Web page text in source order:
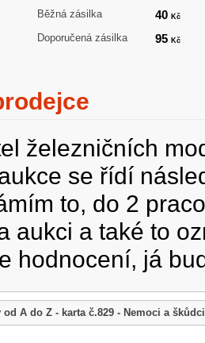
Běžná zásilka 40 Kč
Doporučená zásilka 95 Kč
železničních
se řídí
to, do 2
aukci a také to
hodnocení, já
A do Z - karta č.829 - Nemoci a